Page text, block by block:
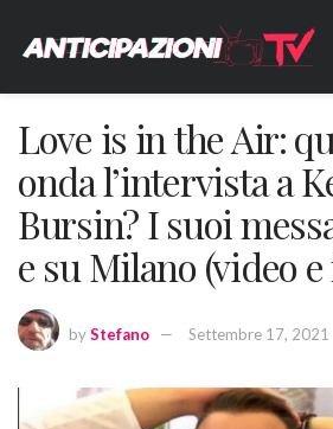
Love is in the Air:
onda l’intervista a
Bursin? I suoi
e su Milano (video e
byStefano Settembre 17, 2021